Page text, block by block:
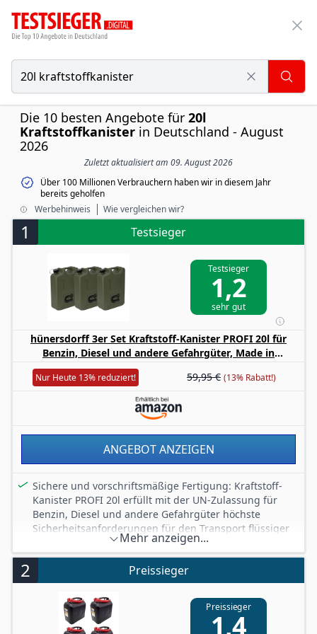
Die 10 besten Angebote für 20l
Kraftstoffkanister in Deutschland - August
2026
Zuletzt aktualisiert am 09. August 2026
Über 100 Millionen Verbrauchern haben wir in diesem Jahr
bereits geholfen
Werbehinweis
Wie vergleichen wir?
1 Testsieger
Testsieger
1,2
sehr gut
hünersdorff 3er Set Kraftstoff-Kanister PROFI 20l für
Benzin, Diesel und andere Gefahrgüter, Made in
Germany, TÜV-geprüfte Produktion, oliv
Nur Heute 13% reduziert! 59,95 € (13% Rabatt!)
ANGEBOT ANZEIGEN
Sichere und vorschriftsmäßige Fertigung: Kraftstoff-
Kanister PROFI 20l erfüllt mit der UN-Zulassung für
Benzin, Diesel und andere Gefahrgüter höchste
Sicherheitsanforderungen für den Transport flüssiger
Güter. Hält absolut dicht
Praktische und geschützte Handhabung: Mit im
Kanisterkörper integriertem Auslaufrohr und
unverlierbarer Kinder-Sicherheitsverschraubung. 20l
platzsparend stapelbar und passend in
Kanisterhalterung
Mehr anzeigen...
2 Preissieger
Preissieger
1,4